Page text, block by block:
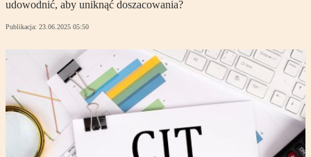
udowodnić, aby uniknąć doszacowania?
Publikacja: 23.06.2025 05:50